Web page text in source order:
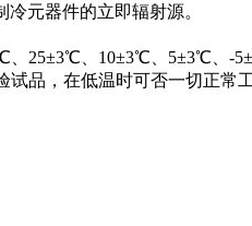
元器件的立即辐射源。
25±3℃、10±3℃、5±3℃、-
品，在低温时可否一切正常